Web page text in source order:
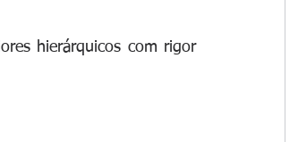
hierárquicos com rigor